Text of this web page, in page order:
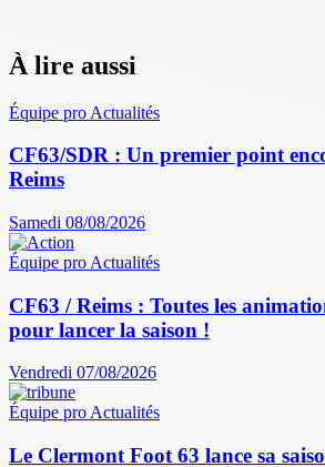
À lire aussi
Équipe pro Actualités
CF63/SDR : Un premier point
Reims
Samedi 08/08/2026
Équipe pro Actualités
CF63 / Reims : Toutes les
pour lancer la saison !
Vendredi 07/08/2026
Équipe proActualités
Le Clermont Foot 63 lance sa